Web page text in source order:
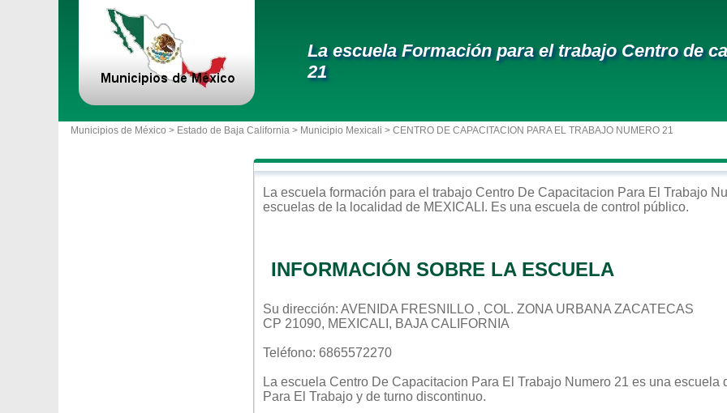
La escuela Formación para el trabajo Centro de
21
Municipios de México > Estado de Baja California > Municipio Mexicali > CENTRO DE CAPACITACION PARA EL TRABAJO NUMERO 21
La escuela formación para el trabajo Centro De Capacitacion Para El Trabajo
escuelas de la localidad de MEXICALI . Es una escuela de control público.
INFORMACIÓN SOBRE LA ESCUELA
Su dirección: AVENIDA FRESNILLO , COL. ZONA URBANA ZACATECAS
CP 21090, MEXICALI, BAJA CALIFORNIA
Teléfono: 6865572270
La escuela Centro De Capacitacion Para El Trabajo Numero 21 es una escuela
Para El Trabajo y de turno discontinuo.